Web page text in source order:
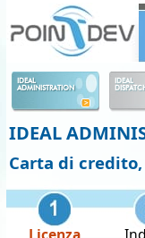
IDEAL
ADMINISTRATION
IDEAL
IDEAL
Carta di
Panneau de gestion des